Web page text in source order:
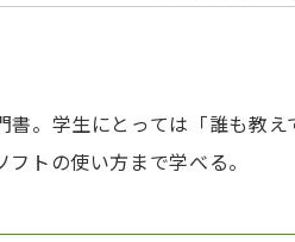
。学生にとっては「誰も教
トの使い方まで学べる。